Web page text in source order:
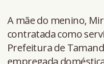
A mãe do menino,
contratada como
Prefeitura de
empregada